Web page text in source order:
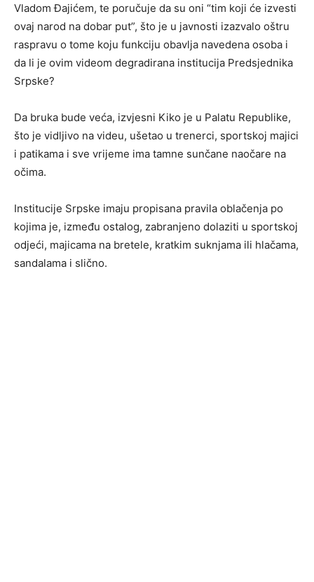
Vladom Đajićem, te poručuje da su oni “tim koji će izvesti
ovaj narod na dobar put”, što je u javnosti izazvalo oštru
raspravu o tome koju funkciju obavlja navedena osoba i
da li je ovim videom degradirana institucija Predsjednika
Srpske?
Da bruka bude veća, izvjesni Kiko je u Palatu Republike,
što je vidljivo na videu, ušetao u trenerci, sportskoj majici
i patikama i sve vrijeme ima tamne sunčane naočare na
očima.
Institucije Srpske imaju propisana pravila oblačenja po
kojima je, između ostalog, zabranjeno dolaziti u sportskoj
odjeći, majicama na bretele, kratkim suknjama ili hlačama,
sandalama i slično.